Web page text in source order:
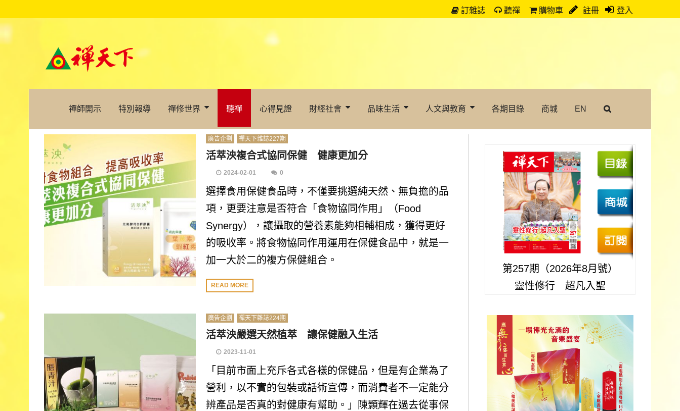
訂雜誌 聽禪 購物車 註冊 登入
禪師開示 特別報導 禪修世界 聽禪 心得見證 財經社會 品味生活 人文與教育 各期目錄 商城 EN
廣告企劃 禪天下雜誌227期
活萃泱複合式協同保健 健康更加分
2024-02-01 0
選擇食用保健食品時，不僅要挑選純天然、無負擔的品
項，更要注意是否符合「食物協同作用」（Food
Synergy），讓攝取的營養素能夠相輔相成，獲得更好
的吸收率。將食物協同作用運用在保健食品中，就是一
加一大於二的複方保健組合。
READ MORE
廣告企劃 禪天下雜誌224期
活萃泱嚴選天然植萃 讓保健融入生活
2023-11-01
「目前市面上充斥各式各樣的保健品，但是有企業為了
營利，以不實的包裝或話術宣傳，而消費者不一定能分
辨產品是否真的對健康有幫助。」陳顥輝在過去從事保
第257期（2026年8月號）
靈性修行 超凡入聖